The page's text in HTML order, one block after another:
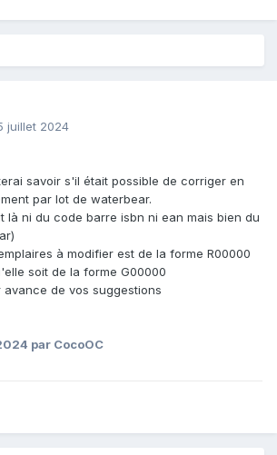
juillet 2024
savoir s'il était possible de corriger en
par lot de waterbear.
là ni du code barre isbn ni ean mais bien du
à modifier est de la forme R00000
soit de la forme G00000
de vos suggestions
par CocoOC